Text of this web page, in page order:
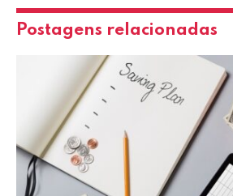
Postagens relacionadas